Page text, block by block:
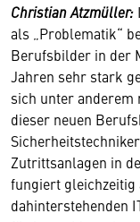
Christian Atzmüller:
als „Problematik“
Berufsbilder in der
Jahren sehr stark
sich unter anderem
dieser neuen
Zutrittsanlagen in
fungiert
dahinterstehenden